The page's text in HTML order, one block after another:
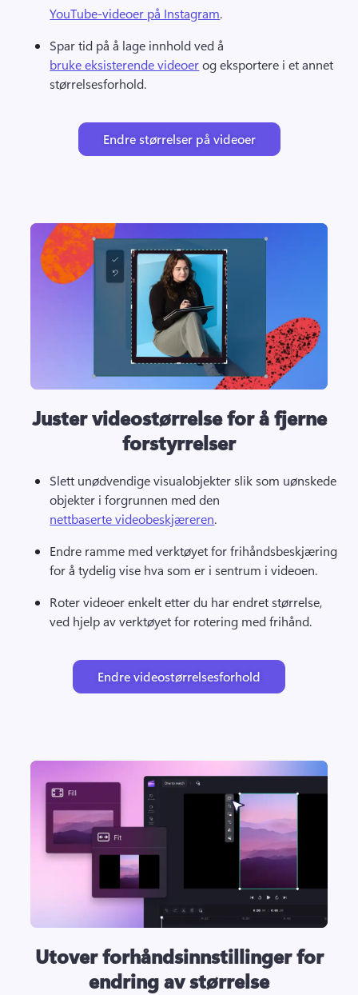
YouTube-videoer på Instagram.
Spar tid på å lage innhold ved å
bruke eksisterende videoer og eksportere i et annet
størrelsesforhold.
Endre størrelser på videoer
Juster videostørrelse for å fjerne
forstyrrelser
Slett unødvendige visualobjekter slik som uønskede
objekter i forgrunnen med den
nettbaserte videobeskjæreren.
Endre ramme med verktøyet for frihåndsbeskjæring
for å tydelig vise hva som er i sentrum i videoen.
Roter videoer enkelt etter du har endret størrelse,
ved hjelp av verktøyet for rotering med frihånd.
Endre videostørrelsesforhold
Utover forhåndsinnstillinger for
endring av størrelse